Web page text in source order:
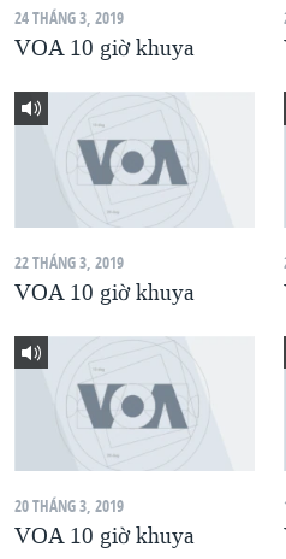
QUAN HỆ VIỆT MỸ
24 THÁNG 3, 2019
VOA 10 giờ khuya
22 THÁNG 3, 2019
VOA 10 giờ khuya
20 THÁNG 3, 2019
VOA 10 giờ khuya